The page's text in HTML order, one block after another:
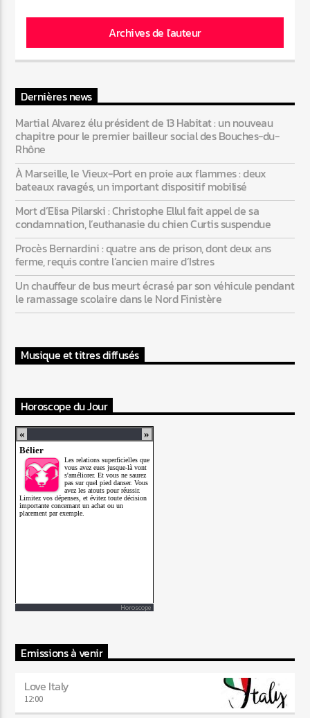
Archives de l'auteur
Dernières news
Martial Alvarez élu président de 13 Habitat : un nouveau
chapitre pour le premier bailleur social des Bouches-du-
Rhône
À Marseille, le Vieux-Port en proie aux flammes : deux
bateaux ravagés, un important dispositif mobilisé
Mort d’Elisa Pilarski : Christophe Ellul fait appel de sa
condamnation, l’euthanasie du chien Curtis suspendue
Procès Bernardini : quatre ans de prison, dont deux ans
ferme, requis contre l’ancien maire d’Istres
Un chauffeur de bus meurt écrasé par son véhicule pendant
le ramassage scolaire dans le Nord Finistère
Musique et titres diffusés
Horoscope du Jour
Horoscope
Emissions à venir
Love Italy
12:00